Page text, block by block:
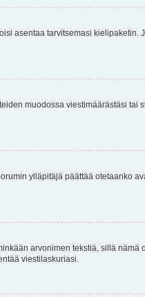
asentaa tarvitsemasi kielipaketin.
muodossa viestimäärästäsi tai
ylläpitäjä päättää otetaanko
arvonimen tekstiä, sillä nämä
viestilaskuriasi.